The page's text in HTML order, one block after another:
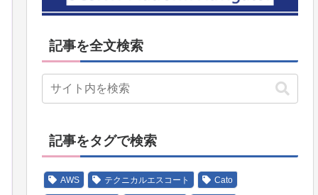
記事を全文検索
記事をタグで検索
AWS テクニカルエスコート Cato